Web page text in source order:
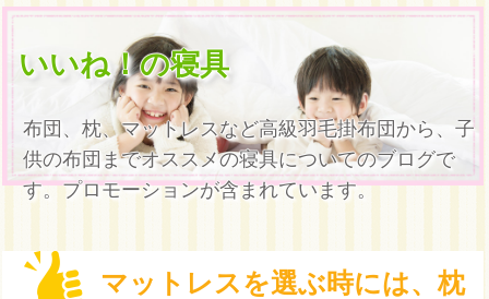
いいね！の寝具
布団、枕、マットレスなど高級羽毛掛布団から、子
供の布団までオススメの寝具についてのブログで
す。プロモーションが含まれています。
マットレスを選ぶ時には、枕